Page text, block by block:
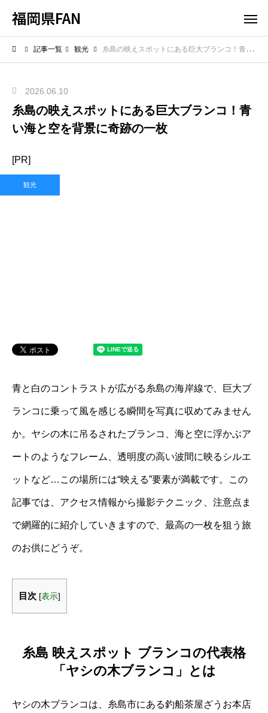
福岡県FAN
記事一覧 観光 糸島の映えスポットにある巨大ブランコ！青い海と空を背景に奇跡の一枚
2026.06.10
糸島の映えスポットにある巨大ブランコ！青
い海と空を背景に奇跡の一枚
[PR]
観光
青と白のコントラストが広がる糸島の海岸線で、巨大ブ
ランコに乗って風を感じる瞬間を写真に収めてみません
か。ヤシの木に吊るされたブランコ、海と空に浮かぶア
ートのようなフレーム、透明度の高い波間に映るシルエ
ットなど…この場所には“映える”要素が満載です。この
記事では、アクセス情報から撮影テクニック、注意点ま
で網羅的に紹介していきますので、最高の一枚を狙う旅
のお供にどうぞ。
目次 [表示]
糸島 映えスポット ブランコの代表格
「ヤシの木ブランコ」とは
ヤシの木ブランコは、糸島市にある釣船茶屋ざうお本店